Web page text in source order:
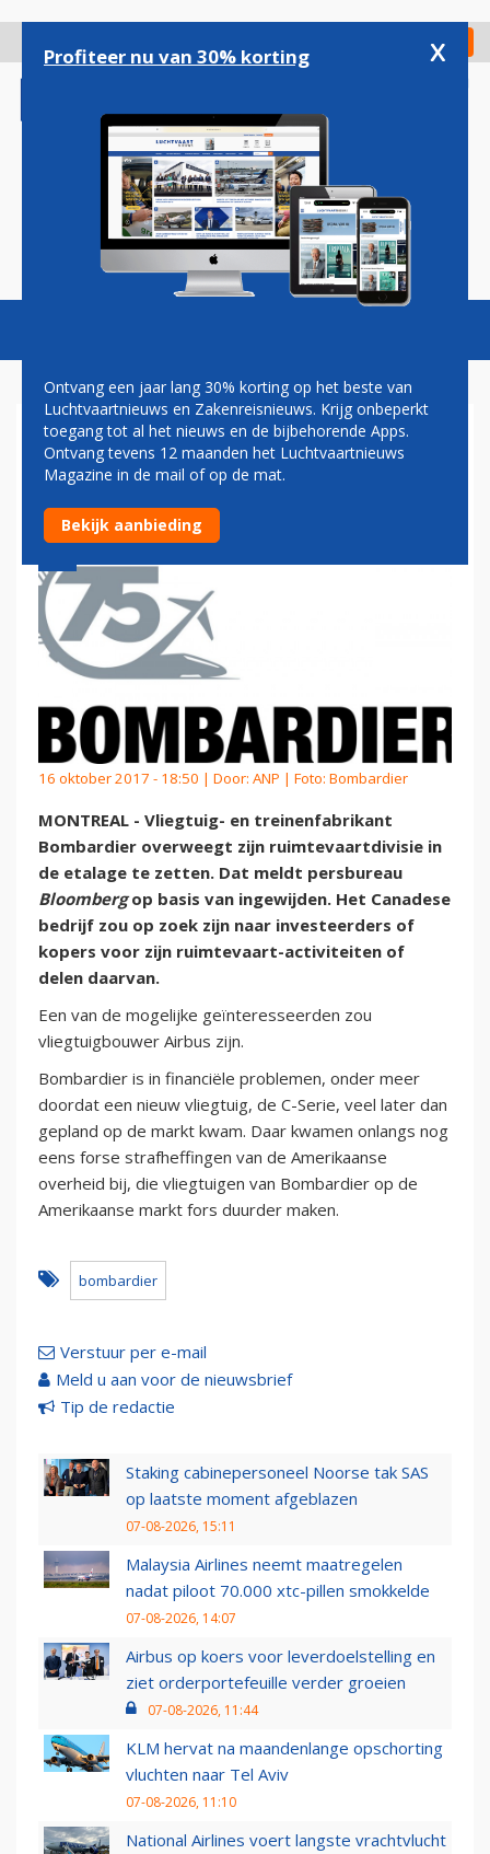
gaan
Check in
Magazine Podcasts Vacatures
'BOMBARDIER OVERWEEGT
AFSTOTEN RUIMTETAK'
16 oktober 2017 - 18:50 | Door: ANP | Foto: Bombardier
MONTREAL - Vliegtuig- en treinenfabrikant
Bombardier overweegt zijn ruimtevaartdivisie in
de etalage te zetten. Dat meldt persbureau
Bloombergop basis van ingewijden. Het Canadese
bedrijf zou op zoek zijn naar investeerders of
kopers voor zijn ruimtevaart-activiteiten of
delen daarvan.
Een van de mogelijke geïnteresseerden zou
vliegtuigbouwer Airbus zijn.
Bombardier is in financiële problemen, onder meer
doordat een nieuw vliegtuig, de C-Serie, veel later dan
gepland op de markt kwam. Daar kwamen onlangs nog
eens forse strafheffingen van de Amerikaanse
overheid bij, die vliegtuigen van Bombardier op de
Amerikaanse markt fors duurder maken.
bombardier
Verstuur per e-mail
Meld u aan voor de nieuwsbrief
Tip de redactie
Staking cabinepersoneel Noorse tak SAS
op laatste moment afgeblazen
07-08-2026, 15:11
Malaysia Airlines neemt maatregelen
nadat piloot 70.000 xtc-pillen smokkelde
07-08-2026, 14:07
Airbus op koers voor leverdoelstelling en
ziet orderportefeuille verder groeien
07-08-2026, 11:44
KLM hervat na maandenlange opschorting
vluchten naar Tel Aviv
07-08-2026, 11:10
National Airlines voert langste vrachtvlucht
Profiteer nu van 30% korting x
Ontvang een jaar lang 30% korting op het beste van
Luchtvaartnieuws en Zakenreisnieuws. Krijg onbeperkt
toegang tot al het nieuws en de bijbehorende Apps.
Ontvang tevens 12 maanden het Luchtvaartnieuws
Magazine in de mail of op de mat.
Bekijk aanbieding